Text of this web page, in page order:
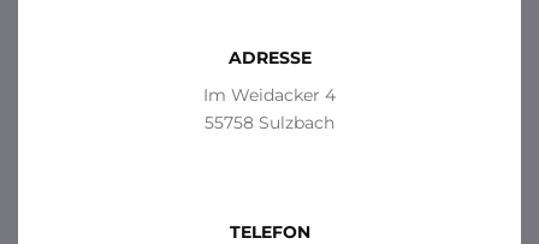
ADRESSE
Im Weidacker 4
55758 Sulzbach
TELEFON